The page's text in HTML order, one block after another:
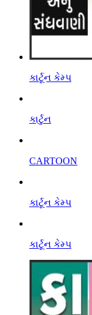
કાર્ટૂન કેમ્પ
કાર્ટુન
CARTOON
કાર્ટૂન કેમ્પ
કાર્ટૂન કેમ્પ